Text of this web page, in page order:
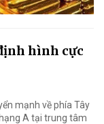
hình cực
mạnh về phía Tây
A tại trung tâm